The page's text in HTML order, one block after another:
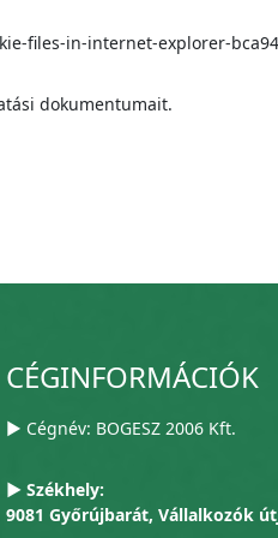
files-in-internet-explorer-
dokumentumait.
CÉGINFORMÁCIÓK
▶ Cégnév: BOGESZ 2006 Kft.
▶ Székhely:
9081 Győrújbarát, Vállalkozók